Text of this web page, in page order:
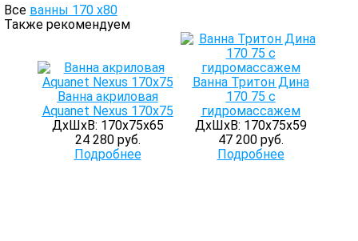
Все ванны 170 х80
Также рекомендуем
Ванна акриловая
Aquanet Nexus 170x75
ДхШхВ: 170х75х65
24 280 руб.
Подробнее
Ванна Тритон Дина
170 75 с
гидромассажем
ДхШхВ: 170х75х59
47 200 руб.
Подробнее